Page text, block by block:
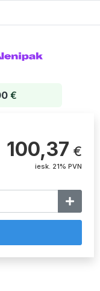
€
100,37 €
iesk. 21% PVN